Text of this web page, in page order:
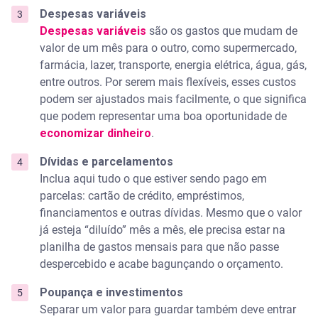
Despesas variáveis
Despesas variáveis são os gastos que mudam de
valor de um mês para o outro, como supermercado,
farmácia, lazer, transporte, energia elétrica, água, gás,
entre outros. Por serem mais flexíveis, esses custos
podem ser ajustados mais facilmente, o que significa
que podem representar uma boa oportunidade de
economizar dinheiro.
Dívidas e parcelamentos
Inclua aqui tudo o que estiver sendo pago em
parcelas: cartão de crédito, empréstimos,
financiamentos e outras dívidas. Mesmo que o valor
já esteja “diluído” mês a mês, ele precisa estar na
planilha de gastos mensais para que não passe
despercebido e acabe bagunçando o orçamento.
Poupança e investimentos
Separar um valor para guardar também deve entrar